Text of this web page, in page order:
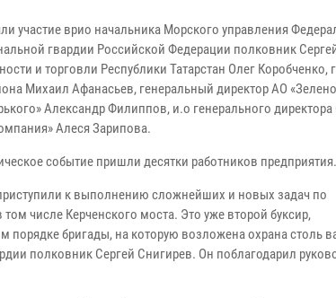
участие врио начальника Морского управления
гвардии Российской Федерации полковник
и торговли Республики Татарстан Олег Коробченко,
Михаил Афанасьев, генеральный директор АО
Александр Филиппов, и.о генерального
Алеся Зарипова.
событие пришли десятки работников предприятия.
к выполнению сложнейших и новых задач по
числе Керченского моста. Это уже второй буксир,
бригады, на которую возложена охрана столь
полковник Сергей Снигирев. Он поблагодарил